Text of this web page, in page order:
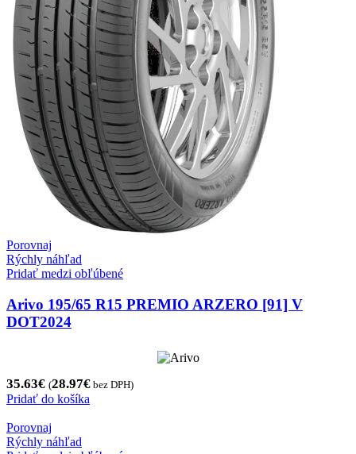
Porovnaj
Rýchly náhľad
Pridať medzi obľúbené
Arivo 195/65 R15 PREMIO ARZERO [91] V
DOT2024
35.63€ (28.97€ bez DPH)
Pridať do košíka
Porovnaj
Rýchly náhľad